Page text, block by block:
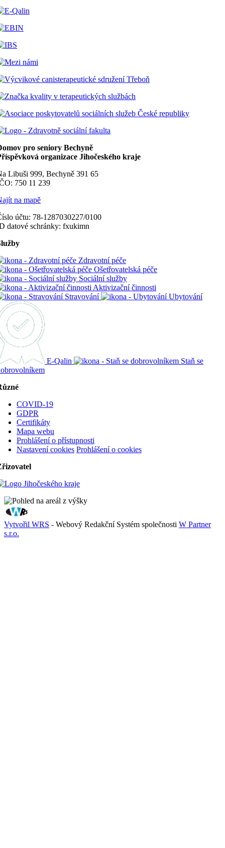
pro seniory Bechyně
organizace Jihočeského kraje
Libuši 999, Bechyně 391 65
750 11 239
na mapě
účtu: 78-1287030227/0100
datové schránky: fxukimn
Zdravotní péče
Ošetřovatelská péče
Sociální služby
Aktivizační činnosti
Stravování
Ubytování
E-Qalin
Staň se
COVID-19
GDPR
Certifikáty
Mapa webu
Prohlášení o přístupnosti
Nastavení cookies Prohlášení o cookies
Vytvořil WRS - Webový Redakční Systém společnosti W Partner
s.r.o.